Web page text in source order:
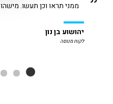
ממני תראו וכן תעשו.
יהושוע בן נון
לקוח מנוסה